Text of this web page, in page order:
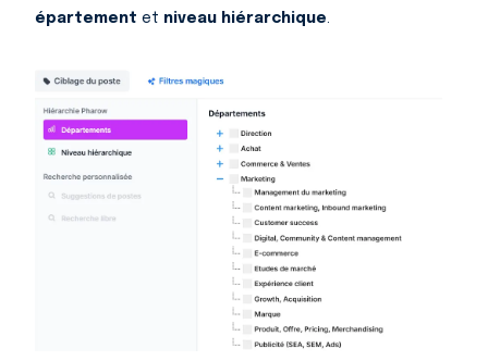
département et niveau hiérarchique.